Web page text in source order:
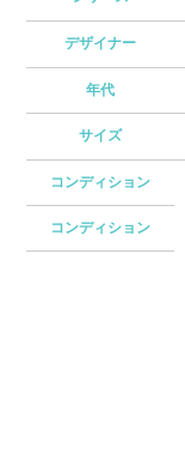
デザイナー
年代
サイズ
コンディション
コンディション